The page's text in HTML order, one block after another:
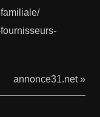
annonce31.net »